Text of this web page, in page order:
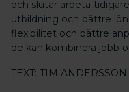
och slutar arbeta
utbildning och bättre
flexibilitet och bättre
de kan kombinera jobb
TEXT: TIM ANDERSSON